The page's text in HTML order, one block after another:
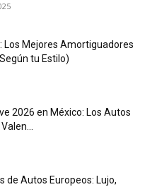
Los Mejores Amortiguadores
tu Estilo)
2026 en México: Los Autos
de Autos Europeos: Lujo,